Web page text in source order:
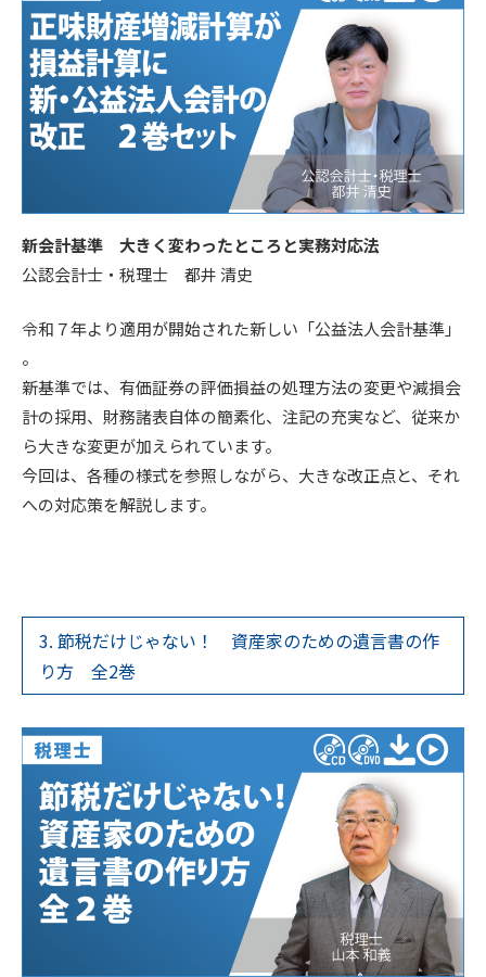
新会計基準 大きく変わったところと実務対応法
公認会計士・税理士 都井 清史
令和７年より適用が開始された新しい「公益法人会計基準」
。
新基準では、有価証券の評価損益の処理方法の変更や減損会
計の採用、財務諸表自体の簡素化、注記の充実など、従来か
ら大きな変更が加えられています。
今回は、各種の様式を参照しながら、大きな改正点と、それ
への対応策を解説します。
3. 節税だけじゃない！ 資産家のための遺言書の作
り方 全2巻